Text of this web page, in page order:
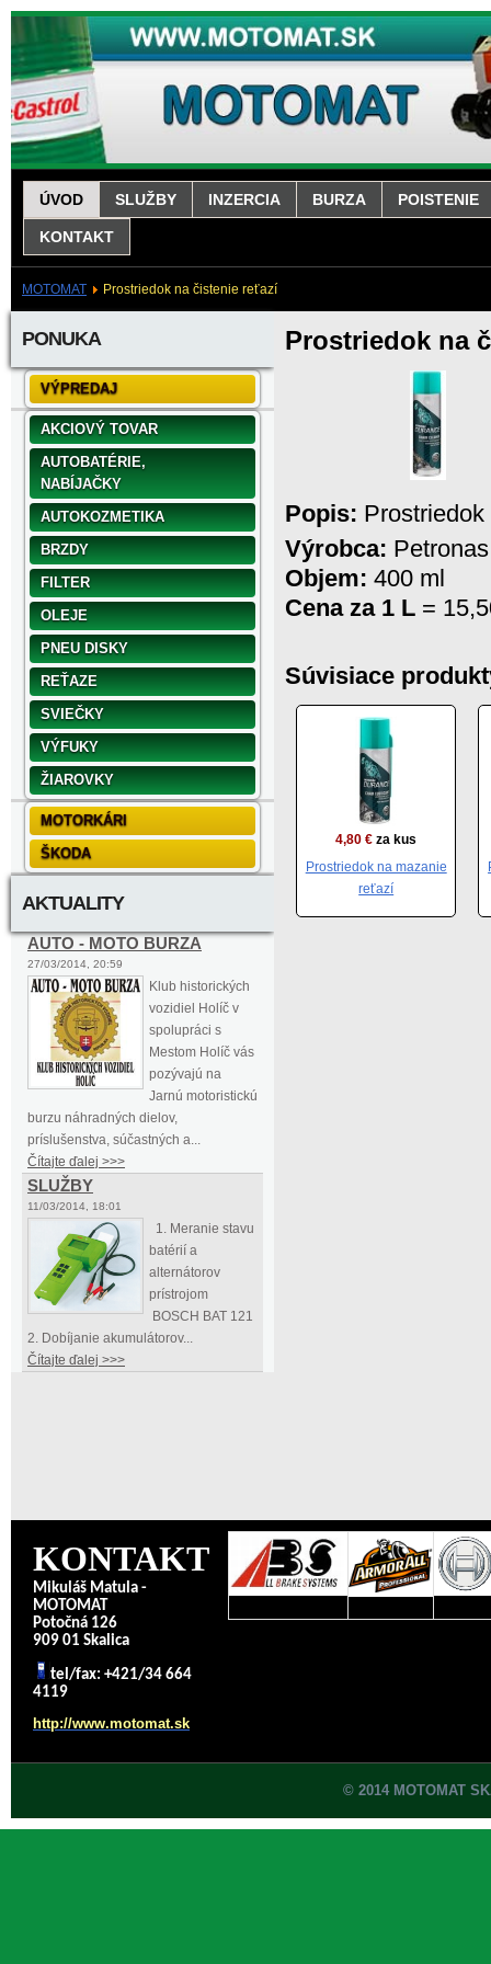
ÚVOD SLUŽBY INZERCIA BURZA POISTENIE
KONTAKT
MOTOMAT Prostriedok na čistenie reťazí
PONUKA
VÝPREDAJ
AKCIOVÝ TOVAR
AUTOBATÉRIE,
NABÍJAČKY
AUTOKOZMETIKA
BRZDY
FILTER
OLEJE
PNEU DISKY
REŤAZE
SVIEČKY
VÝFUKY
ŽIAROVKY
MOTORKÁRI
ŠKODA
AKTUALITY
AUTO - MOTO BURZA
27/03/2014, 20:59
Klub historických
vozidiel Holíč v
spolupráci s
Mestom Holíč vás
pozývajú na
Jarnú motoristickú
burzu náhradných dielov,
príslušenstva, súčastných a...
Čítajte ďalej >>>
SLUŽBY
11/03/2014, 18:01
1. Meranie stavu
batérií a
alternátorov
prístrojom
BOSCH BAT 121
2. Dobíjanie akumulátorov...
Čítajte ďalej >>>
Prostriedok na
Popis:
Výrobca:
Objem: 400 ml
Cena za 1 L =
Súvisiace
4,80 € za kus
Prostriedok na mazanie
reťazí
KONTAKT
Mikuláš Matula -
MOTOMAT
Potočná 126
909 01 Skalica
tel/fax: +421/34 664
4119
http://www.motomat.sk
© 2014